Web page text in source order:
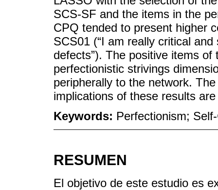
SCS-SF and the items in the
CPQ tended to present higher
SCS01 (“I am really critical
defects”). The positive items
perfectionistic strivings
peripherally to the network.
implications of these results
Keywords: Perfectionism;
RESUMEN
El objetivo de este estudio es